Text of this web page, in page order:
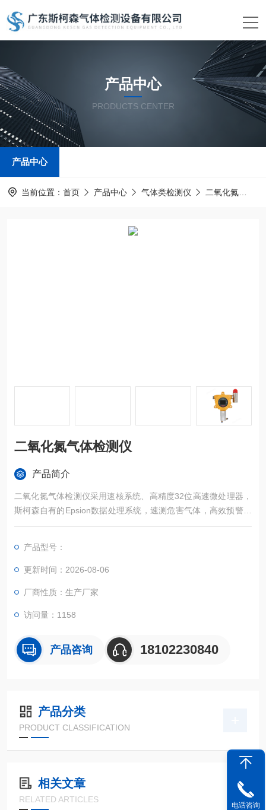
产品中心
PRODUCTS CENTER
产品中心
当前位置： 首页 产品中心 气体类检测仪 二氧化氮
二氧化氮气体检测仪
产品简介
二氧化氮气体检测仪采用速核系统、高精度32位高速微处理器，
斯柯森自有的Epsion数据处理系统，速测危害气体，高效预警毒
气泄漏；支持多级标定，业内智能化多级校准技术，多重滤波技
产品型号：
更新时间：2026-08-06
厂商性质：生产厂家
访问量：1158
产品咨询 18102230840
产品分类
PRODUCT CLASSIFICATION
相关文章
RELATED ARTICLES
电话咨询